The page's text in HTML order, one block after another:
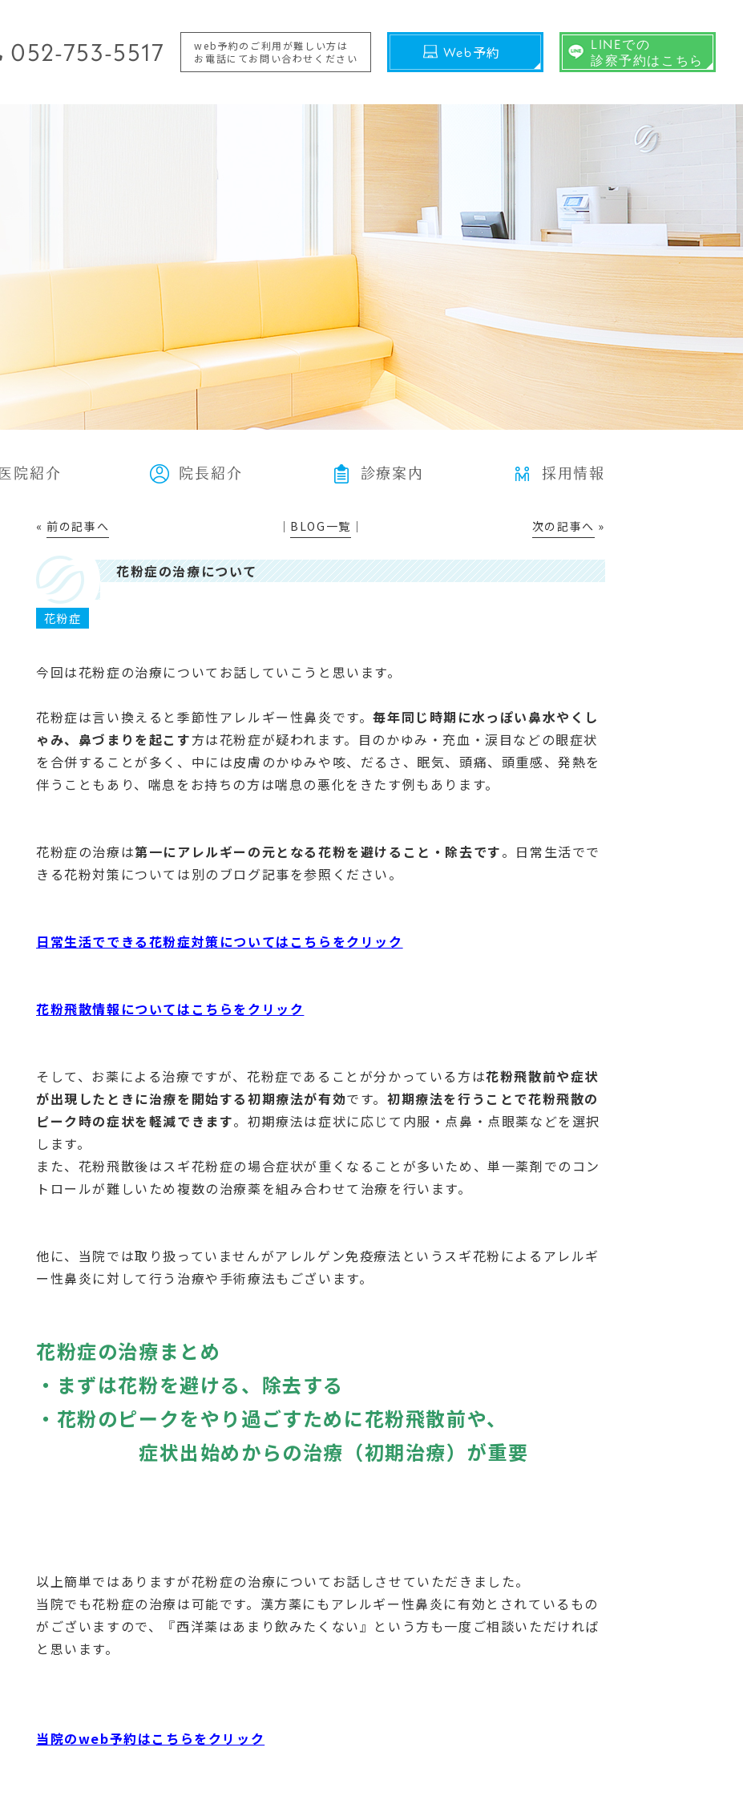
052-753-5517
web予約のご利用が難しい方は
お電話にてお問い合わせください
Web予約
LINEでの
診察予約はこちら
医院紹介 院長紹介 診療案内 採用情報
« 前の記事へ │ BLOG一覧 │ 次の記事へ »
花粉症の治療について 2020年1月24日
花粉症
今回は花粉症の治療についてお話していこうと思います。
花粉症は言い換えると季節性アレルギー性鼻炎です。毎年同じ時期に水っぽい鼻水やくし
ゃみ、鼻づまりを起こす方は花粉症が疑われます。目のかゆみ・充血・涙目などの眼症状
を合併することが多く、中には皮膚のかゆみや咳、だるさ、眠気、頭痛、頭重感、発熱を
伴うこともあり、喘息をお持ちの方は喘息の悪化をきたす例もあります。
花粉症の治療は第一にアレルギーの元となる花粉を避けること・除去です。日常生活でで
きる花粉対策については別のブログ記事を参照ください。
日常生活でできる花粉症対策についてはこちらをクリック
花粉飛散情報についてはこちらをクリック
そして、お薬による治療ですが、花粉症であることが分かっている方は花粉飛散前や症状
が出現したときに治療を開始する初期療法が有効です。初期療法を行うことで花粉飛散の
ピーク時の症状を軽減できます。初期療法は症状に応じて内服・点鼻・点眼薬などを選択
します。
また、花粉飛散後はスギ花粉症の場合症状が重くなることが多いため、単一薬剤でのコン
トロールが難しいため複数の治療薬を組み合わせて治療を行います。
他に、当院では取り扱っていませんがアレルゲン免疫療法というスギ花粉によるアレルギ
ー性鼻炎に対して行う治療や手術療法もございます。
花粉症の治療まとめ
・まずは花粉を避ける、除去する
・花粉のピークをやり過ごすために花粉飛散前や、
症状出始めからの治療（初期治療）が重要
以上簡単ではありますが花粉症の治療についてお話しさせていただきました。
当院でも花粉症の治療は可能です。漢方薬にもアレルギー性鼻炎に有効とされているもの
がございますので、『西洋薬はあまり飲みたくない』という方も一度ご相談いただければ
と思います。
当院のweb予約はこちらをクリック